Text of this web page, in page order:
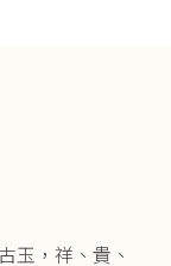
玉，祥、貴、